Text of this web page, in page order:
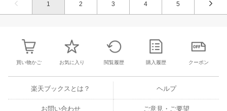
1 2 3 4 5
買い物かご お気に入り 閲覧履歴 購入履歴 クーポン
楽天ブックスとは？ ヘルプ
お問い合わせ ご意見・ご要望